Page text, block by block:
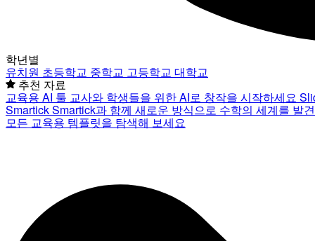
학년별
유치원 초등학교 중학교 고등학교 대학교
추천 자료
교육용 AI 툴 교사와 학생들을 위한 AI로 창작을 시작하세요
SmartickSmartick과 함께 새로운 방식으로 수학의 세계를 발
모든 교육용 템플릿을 탐색해 보세요